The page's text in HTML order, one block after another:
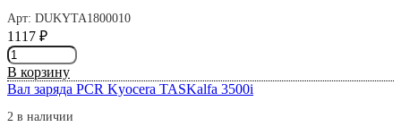
FS-
6025/6525
TMS
Арт: DUKYTA1800010
1117 ₽
Количество
товара
Вал
заряда
PCR
В корзину
Вал заряда PCR Kyocera TASKalfa 3500i
2 в наличии